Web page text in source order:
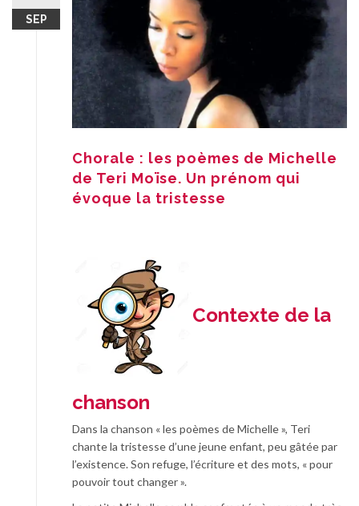
SEP
Chorale : les poèmes de Michelle
de Teri Moïse. Un prénom qui
évoque la tristesse
Contexte de la
chanson
Dans la chanson « les poèmes de Michelle », Teri
chante la tristesse d’une jeune enfant, peu gâtée par
l’existence. Son refuge, l’écriture et des mots, « pour
pouvoir tout changer ».